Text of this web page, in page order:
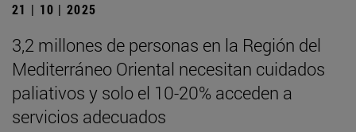
21 | 10 | 2025
3,2 millones de personas en la Región del
Mediterráneo Oriental necesitan cuidados
paliativos y solo el 10-20% acceden a
servicios adecuados